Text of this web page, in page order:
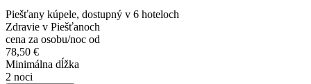
Piešťany kúpele, dostupný v 6 hoteloch
Zdravie v Piešťanoch
cena za osobu/noc od
78,50 €
Minimálna dĺžka
2 noci